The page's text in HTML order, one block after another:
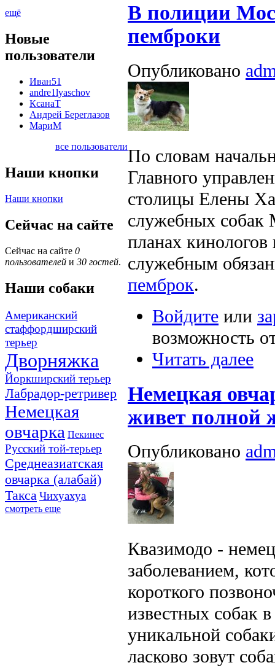
ещё
Новые
пользователи
Иван51
andre1lyaschov
КсанаТ
Андрей Береглазов
МариМ
все пользователи
Наши кнопки
Наши кнопки
Сейчас на сайте
Сейчас на сайте 0
пользователей и 30 гостей.
Наши собаки
Американский
стаффордширский
терьер
Дворняжка
Йоркширский терьер
Лабрадор-ретривер
Немецкая
овчарка Пекинес
Русский той-терьер
Среднеазиатская
овчарка (алабай)
Такса Чихуахуа
смотреть еще
В полиции
пемброки
Опубликовано
По словам
Главного
столицы Елены
служебных собак
планах
служебным
пемброк.
Войдите или
возможность
Читать далее
Немецкая
живет полной
Опубликовано
Квазимодо -
заболеванием,
короткого
известных собак
уникальной
ласково зовут